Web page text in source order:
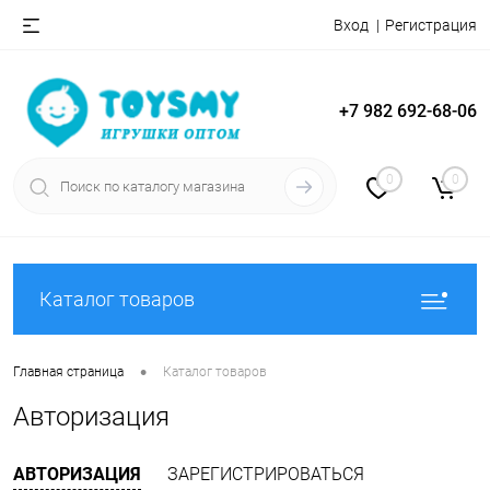
Вход Регистрация
+7 982 692-68-06
0 0
Каталог товаров
Главная страница • Каталог товаров
Авторизация
АВТОРИЗАЦИЯ ЗАРЕГИСТРИРОВАТЬСЯ